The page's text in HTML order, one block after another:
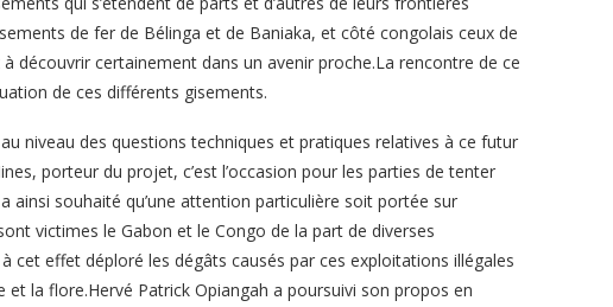
de fer de Bélinga et de Baniaka, et côté congolais ceux de
découvrir certainement dans un avenir proche.La rencontre de ce
de ces différents gisements.
niveau des questions techniques et pratiques relatives à ce futur
porteur du projet, c’est l’occasion pour les parties de tenter
ainsi souhaité qu’une attention particulière soit portée sur
victimes le Gabon et le Congo de la part de diverses
cet effet déploré les dégâts causés par ces exploitations illégales
la flore.Hervé Patrick Opiangah a poursuivi son propos en